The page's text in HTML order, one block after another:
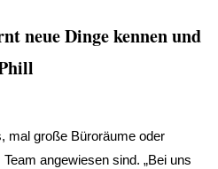
neue Dinge kennen und
mal große Büroräume oder
angewiesen sind. „Bei uns